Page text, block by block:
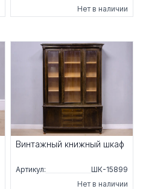
Нет в наличии
Винтажный книжный шкаф
Артикул:
ШК-15899
Нет в наличии